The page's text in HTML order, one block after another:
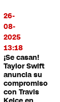
26-
08-
2025
13:18
¡Se casan!
Taylor Swift
anuncia su
compromiso
con Travis